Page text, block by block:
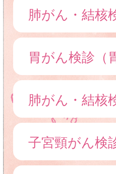
肺がん・結核
胃がん検診（
肺がん・結核
子宮頸がん検